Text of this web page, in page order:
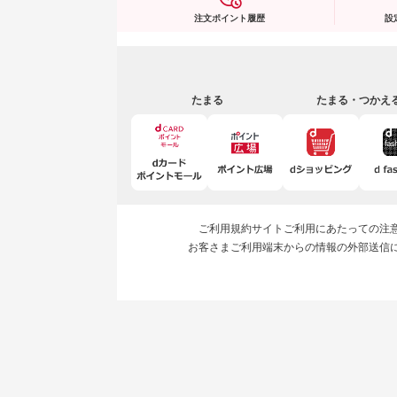
注文ポイント履歴 設
たまる たまる・つかえ
ご利用規約サイトご利用にあたっての注
お客さまご利用端末からの情報の外部送信